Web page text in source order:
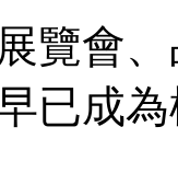
覽會
已成為